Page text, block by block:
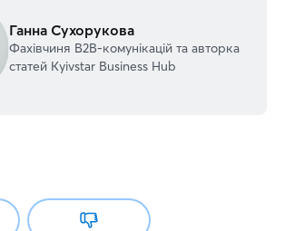
Ганна Сухорукова
Фахівчиня В2В-комунікацій та авторка
статей Kyivstar Business Hub